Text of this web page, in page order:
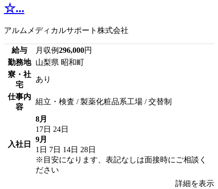
☆...
アルムメディカルサポート株式会社
給与 月収例296,000円
勤務地 山梨県 昭和町
寮・社
宅
あり
仕事内
容
組立・検査 / 製薬化粧品系工場 / 交替制
入社日
8月
17日 24日
9月
1日 7日 14日 28日
※目安になります、表記なしは面接時にご相談く
ださい
詳細を表示